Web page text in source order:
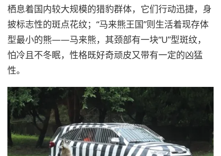
栖息着国内较大规模的猎豹群体，它们行动迅捷，身
披标志性的斑点花纹；“马来熊王国”则生活着现存体
型最小的熊——马来熊，其颈部有一块“U”型斑纹，
怕冷且不冬眠，性格既好奇顽皮又带有一定的凶猛
性。